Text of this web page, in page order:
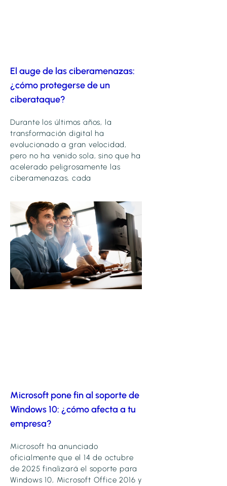
El auge de las ciberamenazas:
¿cómo protegerse de un
ciberataque?
Durante los últimos años, la
transformación digital ha
evolucionado a gran velocidad,
pero no ha venido sola, sino que ha
acelerado peligrosamente las
ciberamenazas, cada
Microsoft pone fin al soporte de
Windows 10: ¿cómo afecta a tu
empresa?
Microsoft ha anunciado
oficialmente que el 14 de octubre
de 2025 finalizará el soporte para
Windows 10, Microsoft Office 2016 y